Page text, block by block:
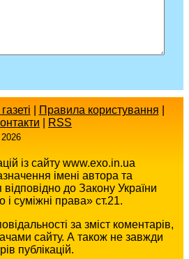
Правила користування
RSS
із сайту www.exo.in.ua
імені автора та
до Закону України
суміжні права» ст.21.
за зміст коментарів,
сайту. А також не завжди
публікацій.